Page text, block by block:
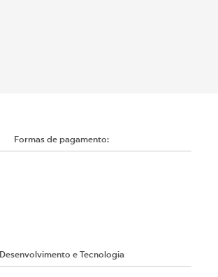
Formas de pagamento:
Desenvolvimento e Tecnologia